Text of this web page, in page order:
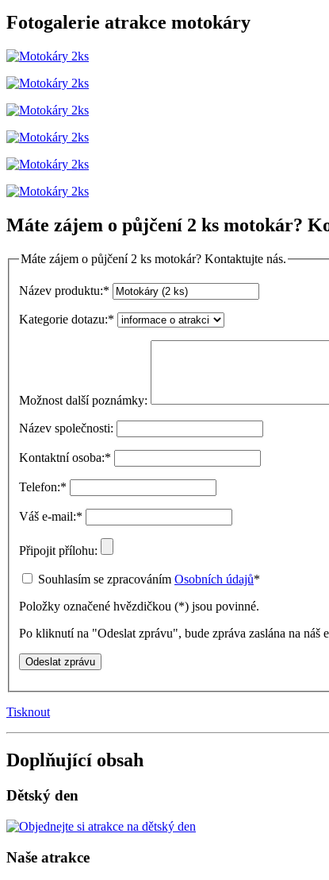
Fotogalerie atrakce motokáry
Máte zájem o půjčení 2 ks motokár?
Máte zájem o půjčení 2 ks motokár? Kontaktujte nás.
Název produktu:*
Kategorie dotazu:*
Možnost další poznámky:
Název společnosti:
Kontaktní osoba:*
Telefon:*
Váš e-mail:*
Připojit přílohu:
Souhlasím se zpracováním Osobních údajů*
Položky označené hvězdičkou (*) jsou povinné.
Po kliknutí na "Odeslat zprávu", bude zpráva zaslána na
Tisknout
Doplňující obsah
Dětský den
Naše atrakce